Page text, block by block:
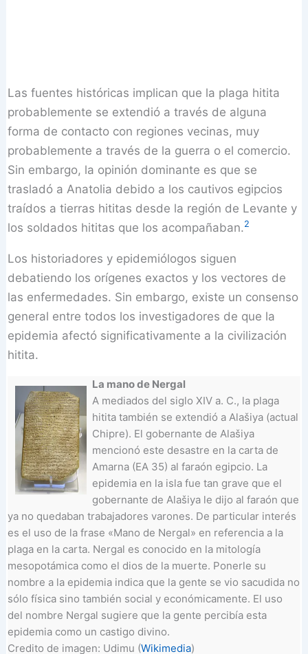
Las fuentes históricas implican que la plaga hitita
probablemente se extendió a través de alguna
forma de contacto con regiones vecinas, muy
probablemente a través de la guerra o el comercio.
Sin embargo, la opinión dominante es que se
trasladó a Anatolia debido a los cautivos egipcios
traídos a tierras hititas desde la región de Levante y
los soldados hititas que los acompañaban.2
Los historiadores y epidemiólogos siguen
debatiendo los orígenes exactos y los vectores de
las enfermedades. Sin embargo, existe un consenso
general entre todos los investigadores de que la
epidemia afectó significativamente a la civilización
hitita.
La mano de Nergal
A mediados del siglo XIV a. C., la plaga
hitita también se extendió a Alašiya (actual
Chipre). El gobernante de Alašiya
mencionó este desastre en la carta de
Amarna (EA 35) al faraón egipcio. La
epidemia en la isla fue tan grave que el
gobernante de Alašiya le dijo al faraón que
ya no quedaban trabajadores varones. De particular interés
es el uso de la frase «Mano de Nergal» en referencia a la
plaga en la carta. Nergal es conocido en la mitología
mesopotámica como el dios de la muerte. Ponerle su
nombre a la epidemia indica que la gente se vio sacudida no
sólo física sino también social y económicamente. El uso
del nombre Nergal sugiere que la gente percibía esta
epidemia como un castigo divino.
Credito de imagen: Udimu (Wikimedia)